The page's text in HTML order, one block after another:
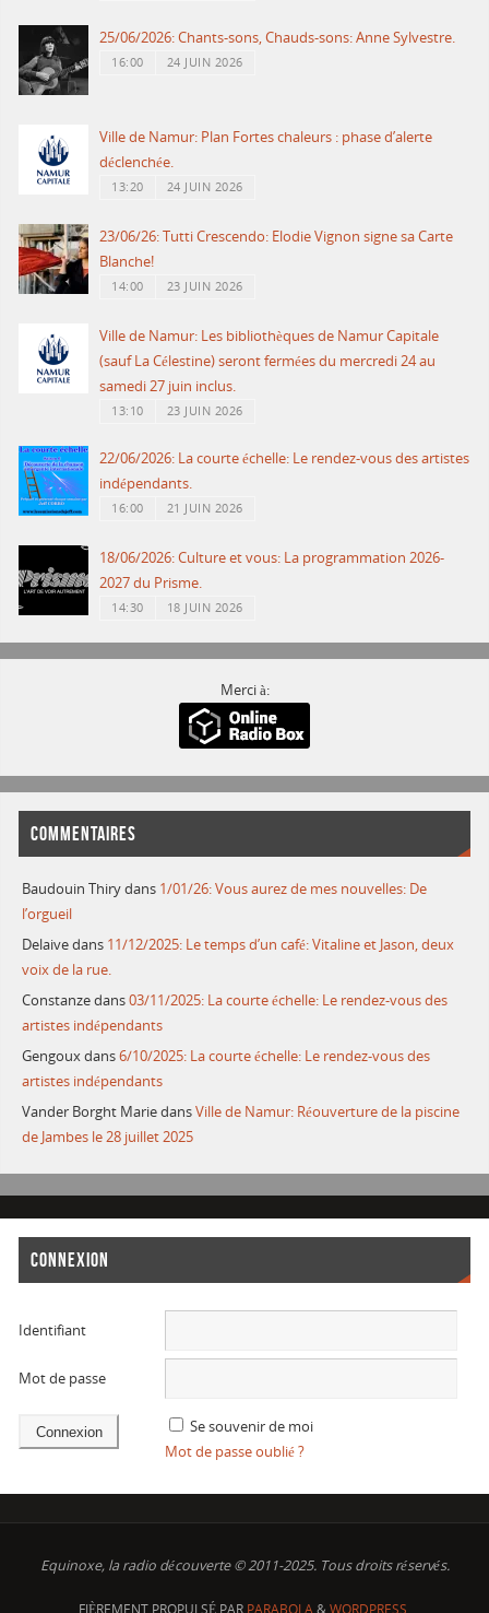
25/06/2026: Chants-sons, Chauds-sons: Anne Sylvestre.
16:00 24 JUIN 2026
Ville de Namur: Plan Fortes chaleurs : phase d’alerte
déclenchée.
13:20 24 JUIN 2026
23/06/26: Tutti Crescendo: Elodie Vignon signe sa Carte
Blanche!
14:00 23 JUIN 2026
Ville de Namur: Les bibliothèques de Namur Capitale
(sauf La Célestine) seront fermées du mercredi 24 au
samedi 27 juin inclus.
13:10 23 JUIN 2026
22/06/2026: La courte échelle: Le rendez-vous des artistes
indépendants.
16:00 21 JUIN 2026
18/06/2026: Culture et vous: La programmation 2026-
2027 du Prisme.
14:30 18 JUIN 2026
Merci à:
COMMENTAIRES
Baudouin Thirydans 1/01/26: Vous aurez de mes nouvelles: De
l’orgueil
Delaivedans 11/12/2025: Le temps d’un café: Vitaline et Jason, deux
voix de la rue.
Constanzedans03/11/2025: La courte échelle: Le rendez-vous des
artistes indépendants
Gengouxdans6/10/2025: La courte échelle: Le rendez-vous des
artistes indépendants
Vander Borght MariedansVille de Namur: Réouverture de la piscine
de Jambes le 28 juillet 2025
CONNEXION
Identifiant
Mot de passe
Se souvenir de moi
Mot de passe oublié ?
Equinoxe, la radio découverte © 2011-2025. Tous droits réservés.